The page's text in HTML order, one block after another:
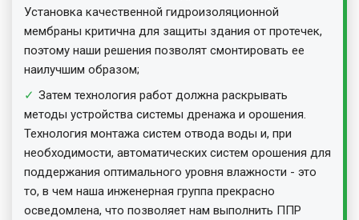
Установка качественной гидроизоляционной
мембраны критична для защиты здания от протечек,
поэтому наши решения позволят смонтировать ее
наилучшим образом;
Затем технология работ должна раскрывать
методы устройства системы дренажа и орошения.
Технология монтажа систем отвода воды и, при
необходимости, автоматических систем орошения для
поддержания оптимального уровня влажности - это
то, в чем наша инженерная группа прекрасно
осведомлена, что позволяет нам выполнить ППР